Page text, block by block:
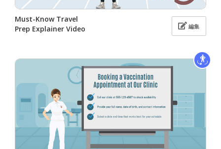
Must-Know Travel
Prep Explainer Video
編集